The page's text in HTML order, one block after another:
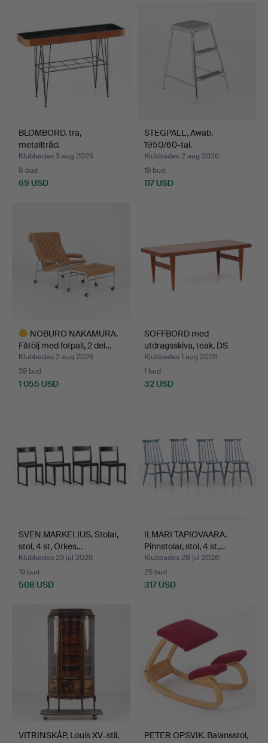
BLOMBORD, trä,
metalltråd.
Klubbades 3 aug 2026
8 bud
69 USD
STEGPALL, Awab.
1950/60-tal.
Klubbades 2 aug 2026
19 bud
117 USD
NOBURO NAKAMURA.
Fåtölj med fotpall, 2 del…
Klubbades 2 aug 2026
39 bud
1 055 USD
SOFFBORD med
utdragsskiva, teak, DS
möbler…
Klubbades 1 aug 2026
1 bud
32 USD
SVEN MARKELIUS. Stolar,
stol, 4 st, Orkes…
Klubbades 29 jul 2026
19 bud
508 USD
ILMARI TAPIOVAARA.
Pinnstolar, stol, 4 st,…
Klubbades 28 jul 2026
25 bud
317 USD
VITRINSKÅP, Louis XV-stil,
PETER OPSVIK. Balansstol,